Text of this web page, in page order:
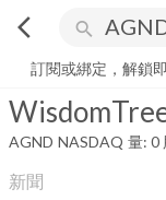
arrow_back_ios search
WisdomTree
訂閱或綁定，解鎖
AGND NASDAQ 量: 0
新聞